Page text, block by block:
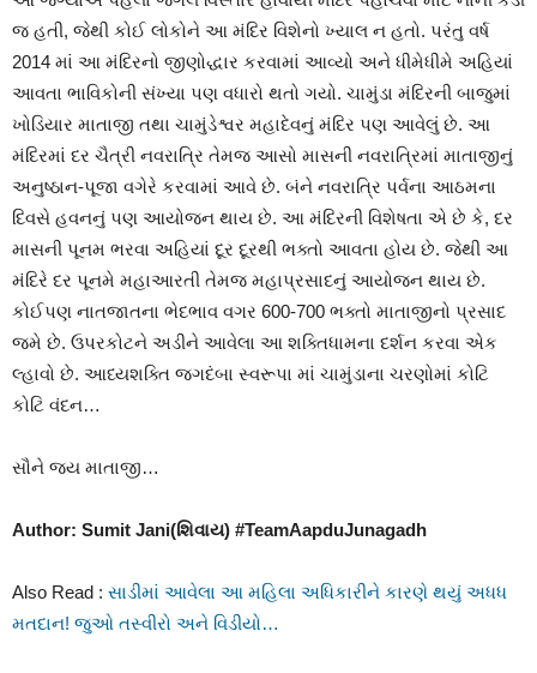
જ હતી, જેથી કોઈ લોકોને આ મંદિર વિશેનો ખ્યાલ ન હતો. પરંતુ વર્ષ
2014 માં આ મંદિરનો જીણોદ્ધાર કરવામાં આવ્યો અને ધીમેધીમે અહિયાં
આવતા ભાવિકોની સંખ્યા પણ વધારો થતો ગયો. ચામુંડા મંદિરની બાજુમાં
ખોડિયાર માતાજી તથા ચામુંડેશ્વર મહાદેવનું મંદિર પણ આવેલું છે. આ
મંદિરમાં દર ચૈત્રી નવરાત્રિ તેમજ આસો માસની નવરાત્રિમાં માતાજીનું
અનુષ્ઠાન-પૂજા વગેરે કરવામાં આવે છે. બંને નવરાત્રિ પર્વના આઠમના
દિવસે હવનનું પણ આયોજન થાય છે. આ મંદિરની વિશેષતા એ છે કે, દર
માસની પૂનમ ભરવા અહિયાં દૂર દૂરથી ભક્તો આવતા હોય છે. જેથી આ
મંદિરે દર પૂનમે મહાઆરતી તેમજ મહાપ્રસાદનું આયોજન થાય છે.
કોઈપણ નાતજાતના ભેદભાવ વગર 600-700 ભક્તો માતાજીનો પ્રસાદ
જમે છે. ઉપરકોટને અડીને આવેલા આ શક્તિધામના દર્શન કરવા એક
લ્હાવો છે. આધ્યશક્તિ જગદંબા સ્વરૂપા માં ચામુંડાના ચરણોમાં કોટિ
કોટિ વંદન…
સૌને જય માતાજી…
Author: Sumit Jani(શિવાય) #TeamAapduJunagadh
Also Read : સાડીમાં આવેલા આ મહિલા અધિકારીને કારણે થયું અધધ
મતદાન! જુઓ તસ્વીરો અને વિડીયો…